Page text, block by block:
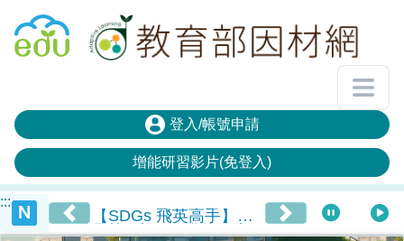
回教育雲首頁
登入/帳號申請
增能研習影片(免登入)
:::
檢
視
【SDGs 飛英高手】風
雲榜((七月份獲獎公告))